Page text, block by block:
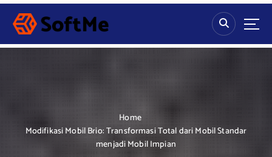
S
p
Home
Modifikasi Mobil Brio: Transformasi Total dari Mobil Standar
menjadi Mobil Impian